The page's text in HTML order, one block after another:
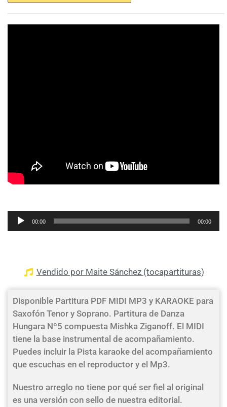
Reproductor
de
00:00 00:00
Vendido por Maite Sánchez (tocapartituras)
Disponible Partitura PDF MIDI MP3 y KARAOKE para
Saxofón Tenor y Soprano. Partitura de Danza
Hungara Nº5 compuesta Mishka Ziganoff. El MIDI
tiene la base instrumental de acompañamiento.
Puedes incluir la Pista karaoke del acompañamiento
que escuchas en el reproductor y el Mp3.
Nuestro arreglo no tiene por qué ser fiel al original
es una versión con sello de nuestra editorial.